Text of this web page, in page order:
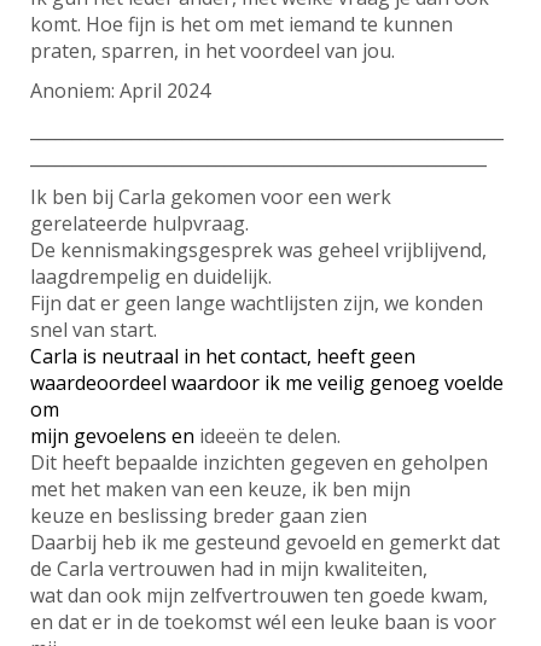
komt. Hoe fijn is het om met iemand te kunnen
praten, sparren, in het voordeel van jou.
Anoniem: April 2024
Ik ben bij Carla gekomen voor een werk
gerelateerde hulpvraag.
De kennismakingsgesprek was geheel vrijblijvend,
laagdrempelig en duidelijk.
Fijn dat er geen lange wachtlijsten zijn, we konden
snel van start.
Carla is neutraal in het contact, heeft geen
waardeoordeel waardoor ik me veilig genoeg voelde
om
mijn gevoelens en ideeën te delen.
Dit heeft bepaalde inzichten gegeven en geholpen
met het maken van een keuze, ik ben mijn
keuze en beslissing breder gaan zien
Daarbij heb ik me gesteund gevoeld en gemerkt dat
de Carla vertrouwen had in mijn kwaliteiten,
wat dan ook mijn zelfvertrouwen ten goede kwam,
en dat er in de toekomst wél een leuke baan is voor